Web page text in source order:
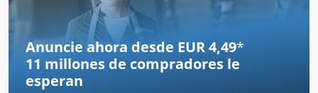
1100 l Aprobación: Z-40.22-303 Ejecución: para 2 IBC sin
plataforma Número de serie: 100583705-004
Anuncie ahora desde EUR 4,49*
11 millones de compradores le
esperan